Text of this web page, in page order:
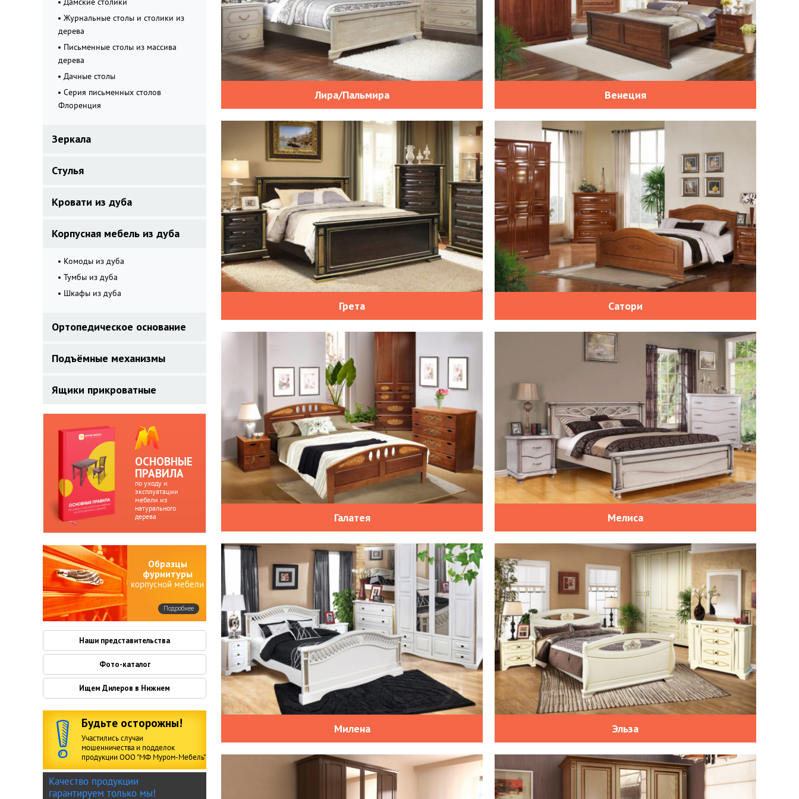
Журнальные столы и столики из
дерева
Письменные столы из массива
дерева
Дачные столы
Серия письменных столов
Флоренция
Зеркала
Стулья
Кровати из дуба
Корпусная мебель из дуба
Комоды из дуба
Тумбы из дуба
Шкафы из дуба
Ортопедическое основание
Подъёмные механизмы
Ящики прикроватные
ОСНОВНЫЕ
ПРАВИЛА
по уходу и
эксплуатации
мебели из
натурального
дерева
Подробнее
Образцы
фурнитуры
корпусной мебели
Наши представительства
Фото-каталог
Ищем Дилеров в Нижнем
Будьте осторожны!
Участились случаи
мошенничества и подделок
продукции ООО "МФ Муром-Мебель"
Качество продукции
гарантируем только мы!
Лира/Пальмира Венеция
Грета Сатори
Галатея Мелиса
Милена Эльза